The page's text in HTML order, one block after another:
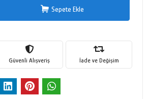
Sepete Ekle
Güvenli Alışveriş İade ve Değişim